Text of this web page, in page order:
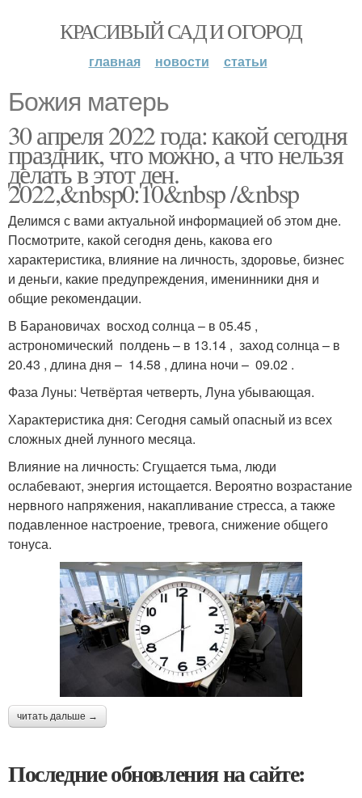
КРАСИВЫЙ САД И ОГОРОД
главная новости статьи
Божия матерь
30 апреля 2022 года: какой сегодня
праздник, что можно, а что нельзя
делать в этот ден.
2022,&nbsp0:10&nbsp /&nbsp
Делимся с вами актуальной информацией об этом дне.
Посмотрите, какой сегодня день, какова его
характеристика, влияние на личность, здоровье, бизнес
и деньги, какие предупреждения, именинники дня и
общие рекомендации.
В Барановичах восход солнца – в 05.45 ,
астрономический полдень – в 13.14 , заход солнца – в
20.43 , длина дня – 14.58 , длина ночи – 09.02 .
Фаза Луны: Четвёртая четверть, Луна убывающая.
Характеристика дня: Сегодня самый опасный из всех
сложных дней лунного месяца.
Влияние на личность: Сгущается тьма, люди
ослабевают, энергия истощается. Вероятно возрастание
нервного напряжения, накапливание стресса, а также
подавленное настроение, тревога, снижение общего
тонуса.
читать дальше →
Последние обновления на сайте: